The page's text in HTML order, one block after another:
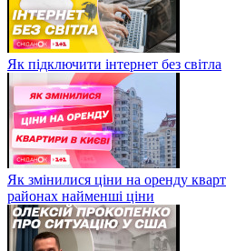
Як підключити інтернет без світла
Як змінилися ціни на оренду
районах найменші ціни